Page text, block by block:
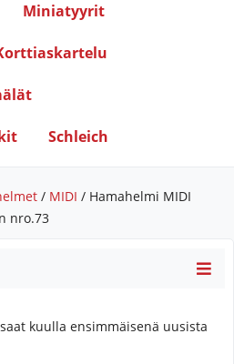
Miniatyyrit
Schleich
/ MIDI / Hamahelmi MIDI
nro.73
kuulla ensimmäisenä uusista